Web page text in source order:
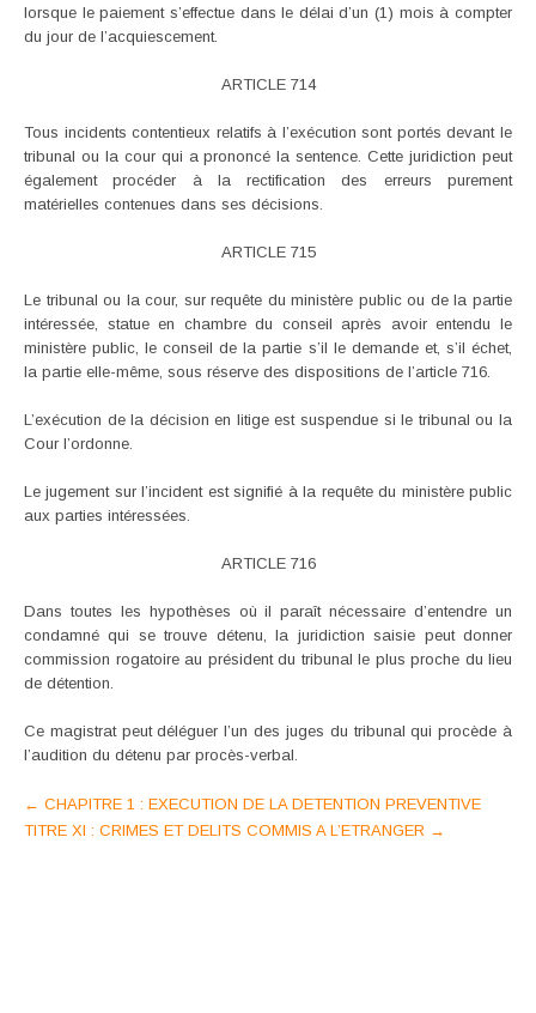
lorsque le paiement s’effectue dans le délai d’un (1) mois à compter
du jour de l’acquiescement.
ARTICLE 714
Tous incidents contentieux relatifs à l’exécution sont portés devant le
tribunal ou la cour qui a prononcé la sentence. Cette juridiction peut
également procéder à la rectification des erreurs purement
matérielles contenues dans ses décisions.
ARTICLE 715
Le tribunal ou la cour, sur requête du ministère public ou de la partie
intéressée, statue en chambre du conseil après avoir entendu le
ministère public, le conseil de la partie s’il le demande et, s’il échet,
la partie elle-même, sous réserve des dispositions de l’article 716.
L’exécution de la décision en litige est suspendue si le tribunal ou la
Cour l’ordonne.
Le jugement sur l’incident est signifié à la requête du ministère public
aux parties intéressées.
ARTICLE 716
Dans toutes les hypothèses où il paraît nécessaire d’entendre un
condamné qui se trouve détenu, la juridiction saisie peut donner
commission rogatoire au président du tribunal le plus proche du lieu
de détention.
Ce magistrat peut déléguer l’un des juges du tribunal qui procède à
l’audition du détenu par procès-verbal.
Post
navigation
← CHAPITRE 1 : EXECUTION DE LA DETENTION PREVENTIVE
TITRE XI : CRIMES ET DELITS COMMIS A L’ETRANGER →